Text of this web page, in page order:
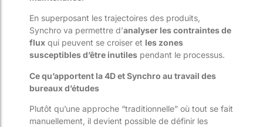
En superposant les trajectoires des produits,
Synchro va permettre d’analyser les contraintes de
flux qui peuvent se croiser et les zones
susceptibles d’être inutiles pendant le processus.
Ce qu’apportent la 4D et Synchro au travail des
bureaux d’études
Plutôt qu’une approche “traditionnelle” où tout se fait
manuellement, il devient possible de définir les